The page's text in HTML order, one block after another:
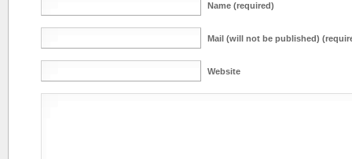
Name (required)
Mail (will not be published)
Website